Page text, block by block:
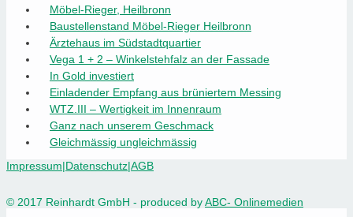
Möbel-Rieger, Heilbronn
Baustellenstand Möbel-Rieger Heilbronn
Ärztehaus im Südstadtquartier
Vega 1 + 2 – Winkelstehfalz an der Fassade
In Gold investiert
Einladender Empfang aus brüniertem Messing
WTZ.III – Wertigkeit im Innenraum
Ganz nach unserem Geschmack
Gleichmässig ungleichmässig
Impressum|Datenschutz|AGB
© 2017 Reinhardt GmbH - produced byABC- Onlinemedien